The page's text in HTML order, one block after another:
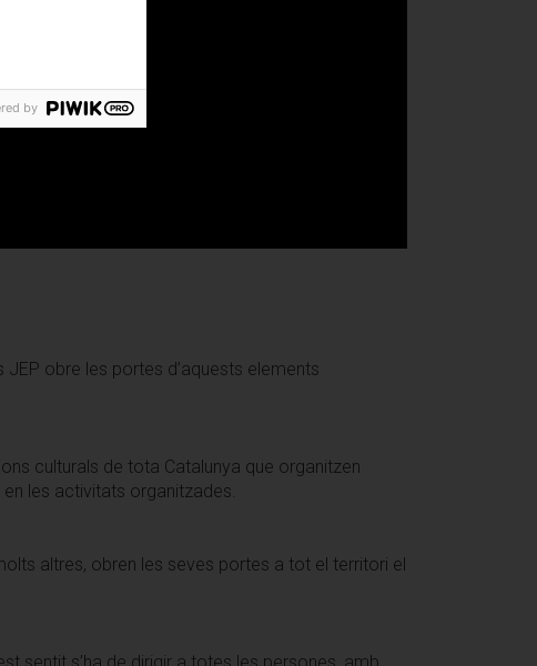
obre les portes d’aquests elements
culturals de tota Catalunya que organitzen
les activitats organitzades.
altres, obren les seves portes a tot el territori el
by